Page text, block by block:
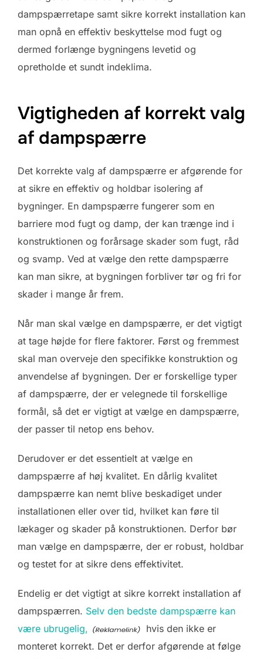
dampspærretape samt sikre korrekt installation kan
man opnå en effektiv beskyttelse mod fugt og
dermed forlænge bygningens levetid og
opretholde et sundt indeklima.
Vigtigheden af korrekt valg
af dampspærre
Det korrekte valg af dampspærre er afgørende for
at sikre en effektiv og holdbar isolering af
bygninger. En dampspærre fungerer som en
barriere mod fugt og damp, der kan trænge ind i
konstruktionen og forårsage skader som fugt, råd
og svamp. Ved at vælge den rette dampspærre
kan man sikre, at bygningen forbliver tør og fri for
skader i mange år frem.
Når man skal vælge en dampspærre, er det vigtigt
at tage højde for flere faktorer. Først og fremmest
skal man overveje den specifikke konstruktion og
anvendelse af bygningen. Der er forskellige typer
af dampspærre, der er velegnede til forskellige
formål, så det er vigtigt at vælge en dampspærre,
der passer til netop ens behov.
Derudover er det essentielt at vælge en
dampspærre af høj kvalitet. En dårlig kvalitet
dampspærre kan nemt blive beskadiget under
installationen eller over tid, hvilket kan føre til
lækager og skader på konstruktionen. Derfor bør
man vælge en dampspærre, der er robust, holdbar
og testet for at sikre dens effektivitet.
Endelig er det vigtigt at sikre korrekt installation af
dampspærren. Selv den bedste dampspærre kan
være ubrugelig,
hvis den ikke er
monteret korrekt. Det er derfor afgørende at følge